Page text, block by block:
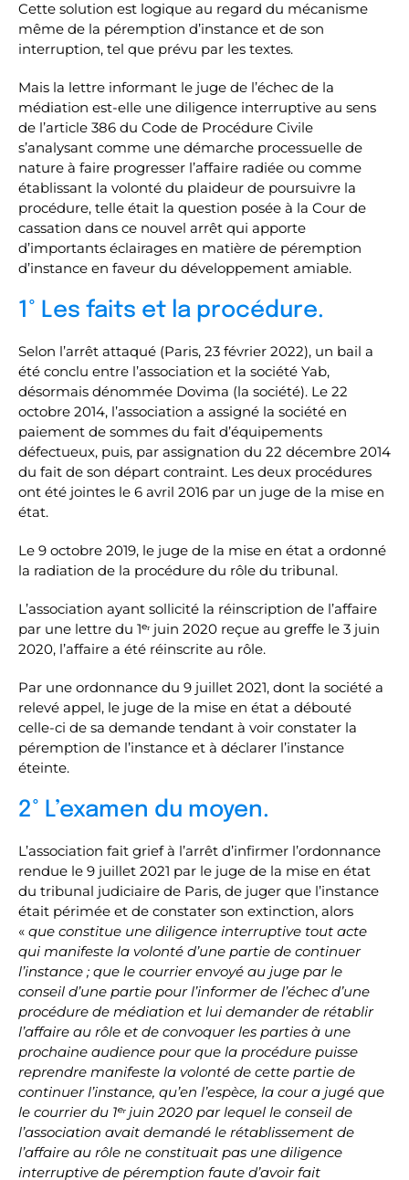
Cette solution est logique au regard du mécanisme
même de la péremption d’instance et de son
interruption, tel que prévu par les textes.
Mais la lettre informant le juge de l’échec de la
médiation est-elle une diligence interruptive au sens
de l’article 386 du Code de Procédure Civile
s’analysant comme une démarche processuelle de
nature à faire progresser l’affaire radiée ou comme
établissant la volonté du plaideur de poursuivre la
procédure, telle était la question posée à la Cour de
cassation dans ce nouvel arrêt qui apporte
d’importants éclairages en matière de péremption
d’instance en faveur du développement amiable.
1° Les faits et la procédure.
Selon l’arrêt attaqué (Paris, 23 février 2022), un bail a
été conclu entre l’association et la société Yab,
désormais dénommée Dovima (la société). Le 22
octobre 2014, l’association a assigné la société en
paiement de sommes du fait d’équipements
défectueux, puis, par assignation du 22 décembre 2014
du fait de son départ contraint. Les deux procédures
ont été jointes le 6 avril 2016 par un juge de la mise en
état.
Le 9 octobre 2019, le juge de la mise en état a ordonné
la radiation de la procédure du rôle du tribunal.
L’association ayant sollicité la réinscription de l’affaire
par une lettre du 1ᵉʳ juin 2020 reçue au greffe le 3 juin
2020, l’affaire a été réinscrite au rôle.
Par une ordonnance du 9 juillet 2021, dont la société a
relevé appel, le juge de la mise en état a débouté
celle-ci de sa demande tendant à voir constater la
péremption de l’instance et à déclarer l’instance
éteinte.
2° L’examen du moyen.
L’association fait grief à l’arrêt d’infirmer l’ordonnance
rendue le 9 juillet 2021 par le juge de la mise en état
du tribunal judiciaire de Paris, de juger que l’instance
était périmée et de constater son extinction, alors
« que constitue une diligence interruptive tout acte
qui manifeste la volonté d’une partie de continuer
l’instance ; que le courrier envoyé au juge par le
conseil d’une partie pour l’informer de l’échec d’une
procédure de médiation et lui demander de rétablir
l’affaire au rôle et de convoquer les parties à une
prochaine audience pour que la procédure puisse
reprendre manifeste la volonté de cette partie de
continuer l’instance, qu’en l’espèce, la cour a jugé que
le courrier du 1ᵉʳ juin 2020 par lequel le conseil de
l’association avait demandé le rétablissement de
l’affaire au rôle ne constituait pas une diligence
interruptive de péremption faute d’avoir fait